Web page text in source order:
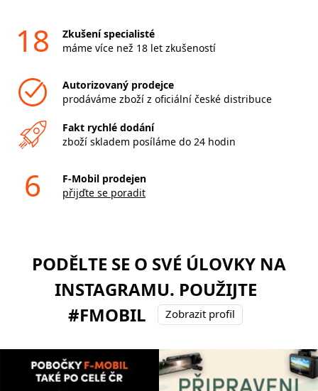
18
Zkušení specialisté
máme více než 18 let zkušeností
Autorizovaný prodejce
prodáváme zboží z oficiální české distribuce
Fakt rychlé dodání
zboží skladem posíláme do 24 hodin
6
F-Mobil prodejen
přijďte se poradit
PODĚLTE SE O SVÉ ÚLOVKY NA
INSTAGRAMU. POUŽIJTE
#FMOBIL
Zobrazit profil